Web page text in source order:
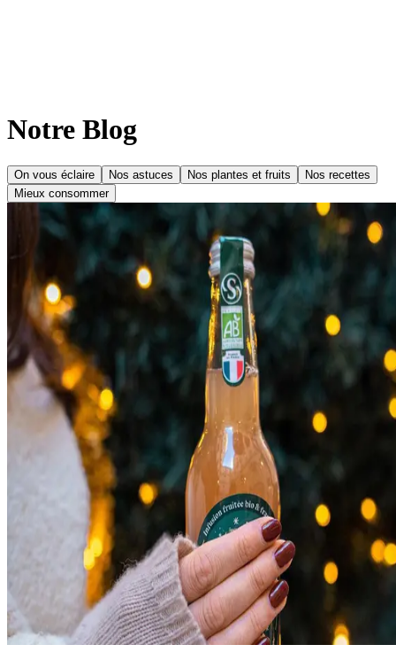
Notre Blog
On vous éclaire Nos astuces Nos plantes et fruits
Nos recettes
Mieux consommer